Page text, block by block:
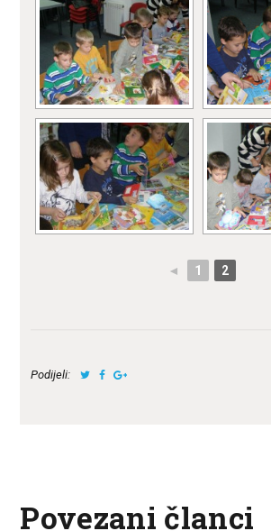
◄ 1 2
Podijeli:
Povezani članci